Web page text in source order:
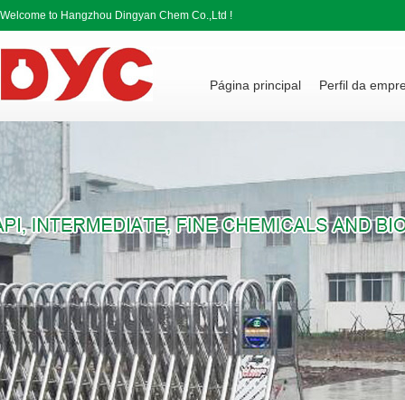
Welcome to Hangzhou Dingyan Chem Co.,Ltd !
Página principal Perfil da